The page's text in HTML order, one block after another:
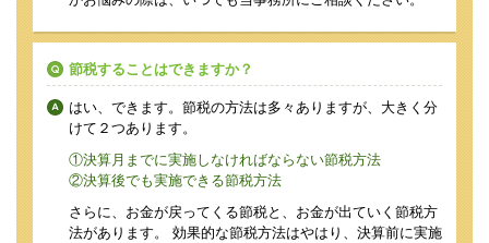
節税することはできますか？
はい、できます。節税の方法は多々ありますが、大きく分
けて２つあります。
①決算月までに実施しなければならない節税方法
②決算後でも実施できる節税方法
さらに、お金が戻ってくる節税と、お金が出ていく節税方
法があります。 効果的な節税方法はやはり、決算前に実施